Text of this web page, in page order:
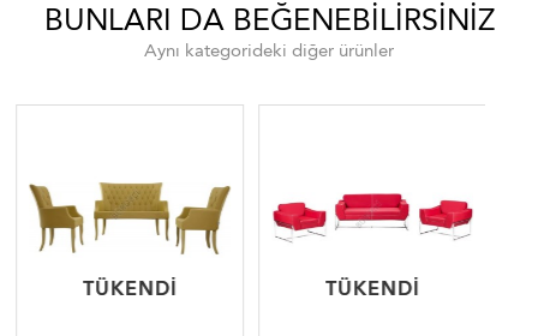
BUNLARI DA BEĞENEBILIRSINIZ
Aynı kategorideki diğer ürünler
TÜKENDI
TÜKENDI TÜKENDI
TÜKENDI